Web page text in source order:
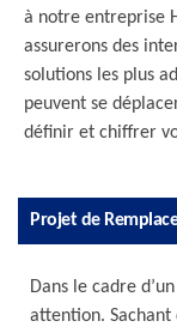
à notre entreprise
assurerons des
solutions les plus
peuvent se
définir et chiffrer
Projet de
Dans le cadre
attention. Sachant